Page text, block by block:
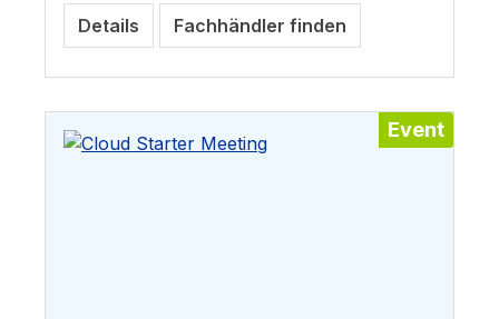
Details Fachhändler finden
Event